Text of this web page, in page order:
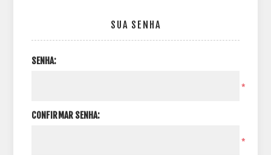
SUA SENHA
SENHA:
*
CONFIRMAR SENHA:
*